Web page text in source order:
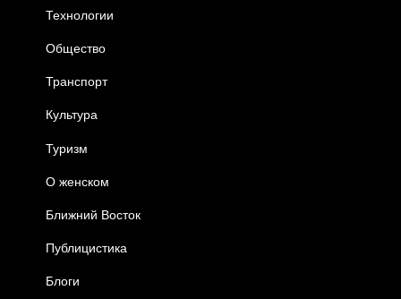
Технологии
Общество
Транспорт
Культура
Туризм
О женском
Ближний Восток
Публицистика
Блоги